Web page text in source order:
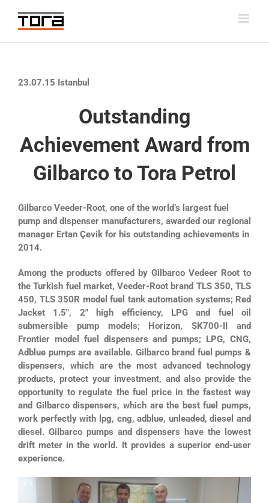
content
23.07.15 Istanbul
Outstanding
Achievement Award from
Gilbarco to Tora Petrol
Gilbarco Veeder-Root, one of the world’s largest fuel
pump and dispenser manufacturers, awarded our regional
manager Ertan Çevik for his outstanding achievements in
2014.
Among the products offered by Gilbarco Vedeer Root to
the Turkish fuel market, Veeder-Root brand TLS 350, TLS
450, TLS 350R model fuel tank automation systems; Red
Jacket 1.5″, 2″ high efficiency, LPG and fuel oil
submersible pump models; Horizon, SK700-II and
Frontier model fuel dispensers and pumps; LPG, CNG,
Adblue pumps are available. Gilbarco brand fuel pumps &
dispensers, which are the most advanced technology
products, protect your investment, and also provide the
opportunity to regulate the fuel price in the fastest way
and Gilbarco dispensers, which are the best fuel pumps,
work perfectly with lpg, cng, adblue, unleaded, diesel and
diesel. Gilbarco pumps and dispensers have the lowest
drift meter in the world. It provides a superior end-user
experience.